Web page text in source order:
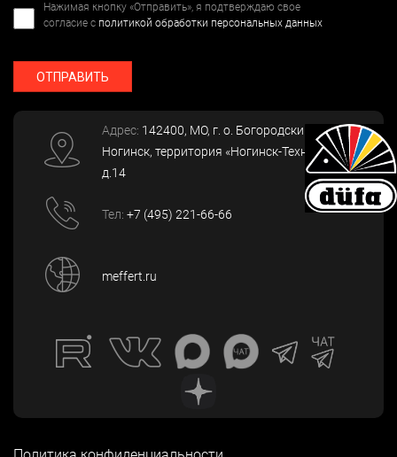
Нажимая кнопку «Отправить», я подтверждаю свое
согласие с политикой обработки персональных данных
ОТПРАВИТЬ
Адрес: 142400, МО, г. о. Богородский, г.
Ногинск, территория «Ногинск-Технопарк»,
д.14
Тел: +7 (495) 221-66-66
meffert.ru